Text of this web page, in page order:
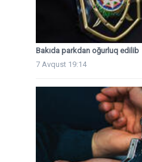
Bakıda parkdan oğurluq edilib
7 Avqust 19:14